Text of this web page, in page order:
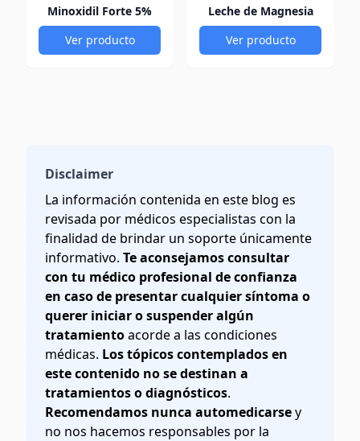
Minoxidil Forte 5%
Ver producto
Leche de Magnesia
Ver producto
Disclaimer
La información contenida en este blog es
revisada por médicos especialistas con la
finalidad de brindar un soporte únicamente
informativo. Te aconsejamos consultar
con tu médico profesional de confianza
en caso de presentar cualquier síntoma o
querer iniciar o suspender algún
tratamientoacorde a las condiciones
médicas. Los tópicos contemplados en
este contenido no se destinan a
tratamientos o diagnósticos.
Recomendamos nunca automedicarsey
no nos hacemos responsables por la